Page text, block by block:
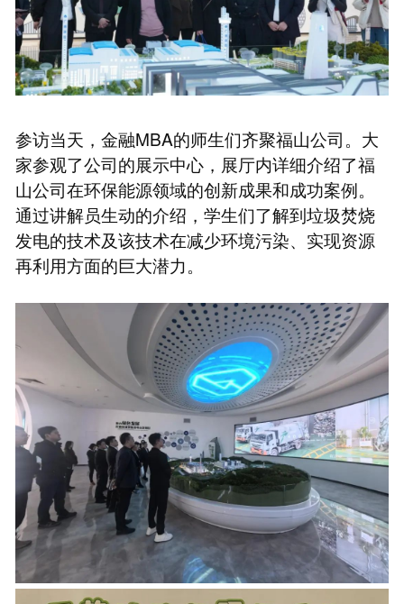
参访当天，金融MBA的师生们齐聚福山公司。大
家参观了公司的展示中心，展厅内详细介绍了福
山公司在环保能源领域的创新成果和成功案例。
通过讲解员生动的介绍，学生们了解到垃圾焚烧
发电的技术及该技术在减少环境污染、实现资源
再利用方面的巨大潜力。